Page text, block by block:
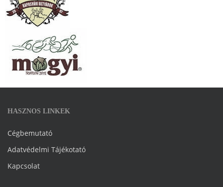
HASZNOS LINKEK
Cégbemutató
Adatvédelmi Tájékotató
Kapcsolat